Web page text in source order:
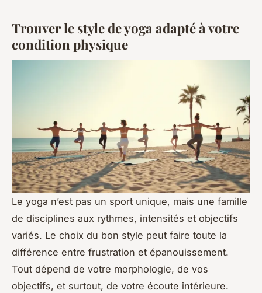
Trouver le style de yoga adapté à votre
condition physique
Le yoga n’est pas un sport unique, mais une famille
de disciplines aux rythmes, intensités et objectifs
variés. Le choix du bon style peut faire toute la
différence entre frustration et épanouissement.
Tout dépend de votre morphologie, de vos
objectifs, et surtout, de votre écoute intérieure.